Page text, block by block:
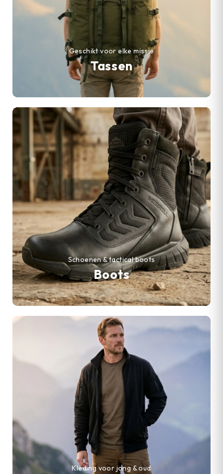
Tassen
Geschikt voor elke missie
Boots
Schoenen & tactical boots
Kleding voor jong & oud